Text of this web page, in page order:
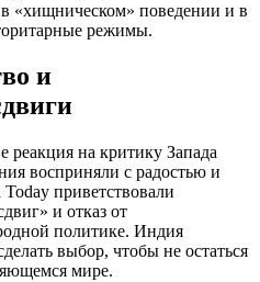
«хищническом» поведении и в
режимы.
и
на критику Запада
восприняли с радостью и
приветствовали
и отказ от
политике. Индия
выбор, чтобы не остаться
мире.